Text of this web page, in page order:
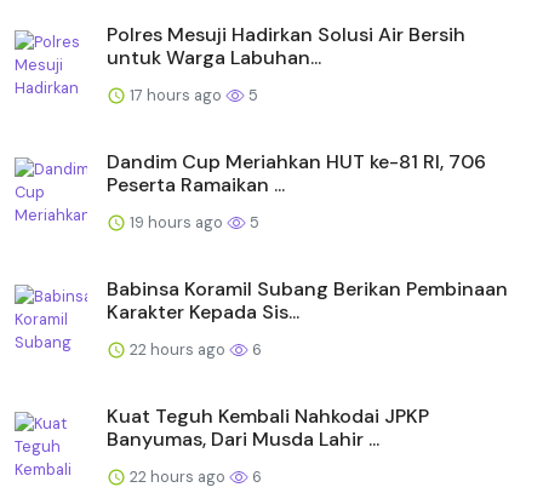
Polres Mesuji Hadirkan Solusi Air Bersih
untuk Warga Labuhan...
17 hours ago 5
Dandim Cup Meriahkan HUT ke-81 RI, 706
Peserta Ramaikan ...
19 hours ago 5
Babinsa Koramil Subang Berikan Pembinaan
Karakter Kepada Sis...
22 hours ago 6
Kuat Teguh Kembali Nahkodai JPKP
Banyumas, Dari Musda Lahir ...
22 hours ago 6